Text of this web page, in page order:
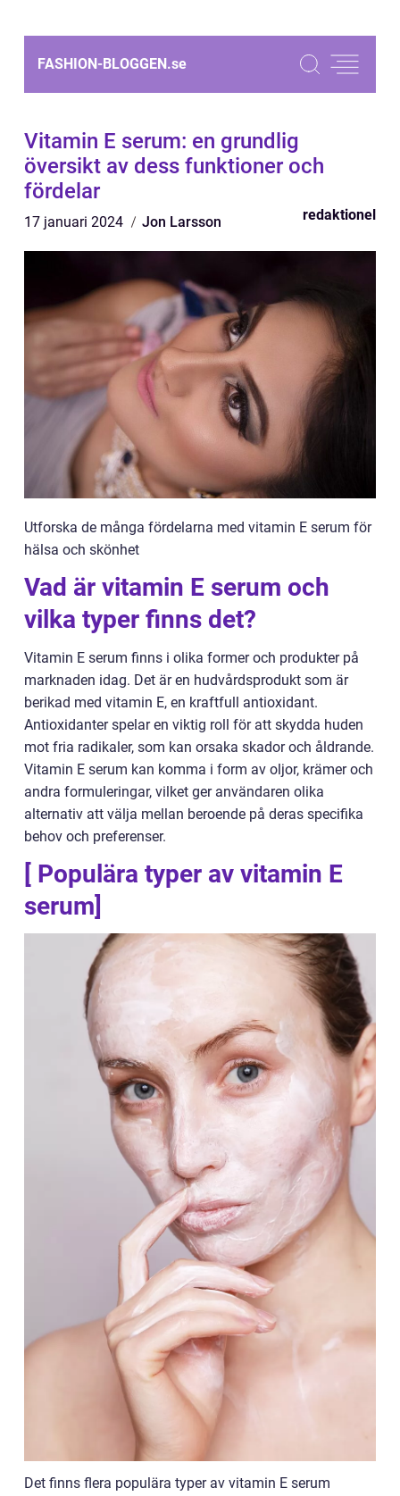
FASHION-BLOGGEN.se
Vitamin E serum: en grundlig
översikt av dess funktioner och
fördelar
17 januari 2024 Jon Larsson redaktionel
Utforska de många fördelarna med vitamin E serum för
hälsa och skönhet
Vad är vitamin E serum och
vilka typer finns det?
Vitamin E serum finns i olika former och produkter på
marknaden idag. Det är en hudvårdsprodukt som är
berikad med vitamin E, en kraftfull antioxidant.
Antioxidanter spelar en viktig roll för att skydda huden
mot fria radikaler, som kan orsaka skador och åldrande.
Vitamin E serum kan komma i form av oljor, krämer och
andra formuleringar, vilket ger användaren olika
alternativ att välja mellan beroende på deras specifika
behov och preferenser.
[ Populära typer av vitamin E
serum]
Det finns flera populära typer av vitamin E serum